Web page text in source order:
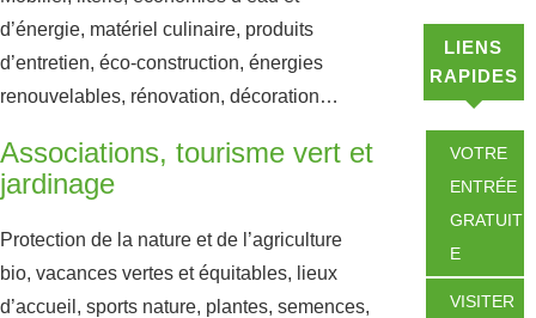
d’énergie, matériel culinaire, produits
d’entretien, éco-construction, énergies
renouvelables, rénovation, décoration…
Associations, tourisme vert et
jardinage
Protection de la nature et de l’agriculture
bio, vacances vertes et équitables, lieux
d’accueil, sports nature, plantes, semences,
LIENS
RAPIDES
VOTRE
ENTRÉE
GRATUIT
E
VISITER